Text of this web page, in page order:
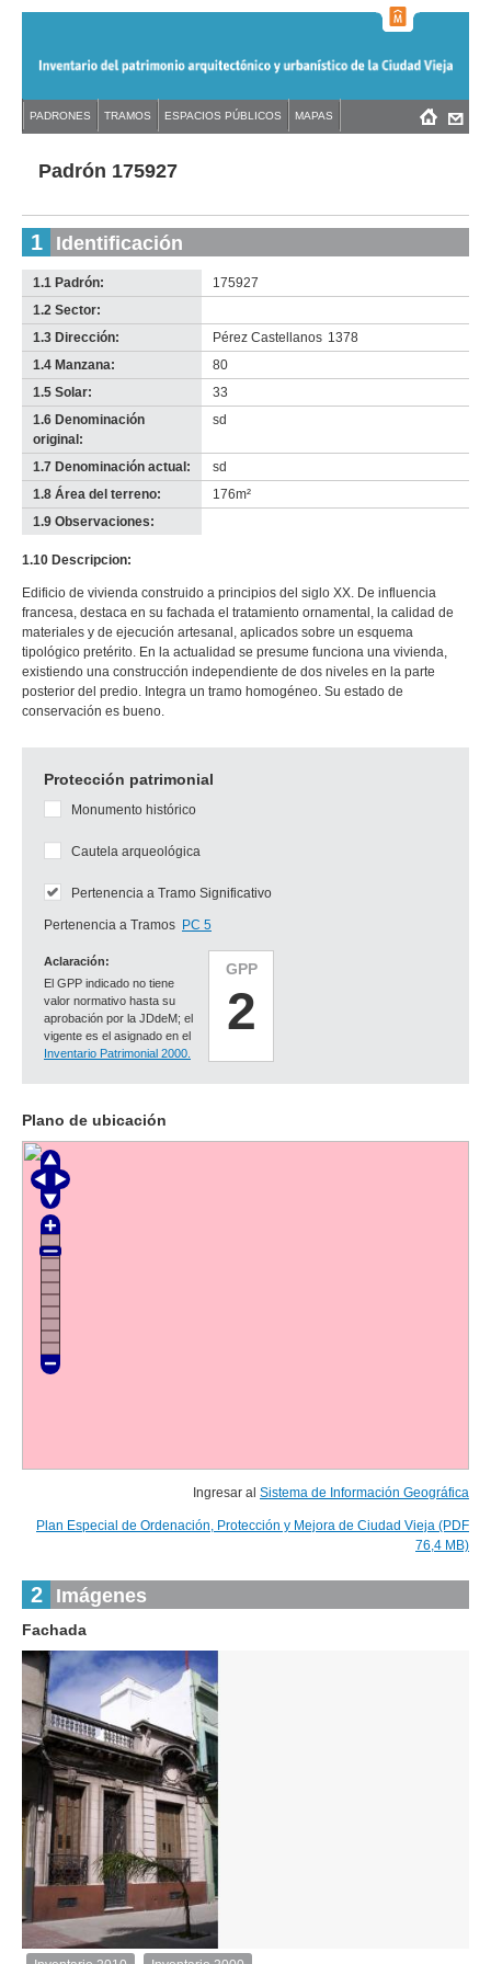
navigation
Back
topPadrón 175927
1 Identificación
1.1 Padrón:
175927
1.2 Sector:
no
info-
1.3 Dirección: Pérez Castellanos 1378
1.4 Manzana:
80
1.5 Solar:
33
1.6 Denominación
original:
sd
1.7 Denominación actual:
sd
1.8 Área del terreno:
176m²
1.9 Observaciones:
1.10 Descripcion:
Edificio de vivienda construido a principios del siglo XX. De influencia
francesa, destaca en su fachada el tratamiento ornamental, la calidad de
materiales y de ejecución artesanal, aplicados sobre un esquema
tipológico pretérito. En la actualidad se presume funciona una vivienda,
existiendo una construcción independiente de dos niveles en la parte
posterior del predio. Integra un tramo homogéneo. Su estado de
conservación es bueno.
Protección patrimonial
GPP
2
Aclaración:
El GPP indicado no tiene
valor normativo hasta su
aprobación por la JDdeM; el
vigente es el asignado en el
Inventario Patrimonial 2000.
Monumento histórico
Cautela arqueológica
Pertenencia a Tramo Significativo
Pertenencia a Tramos PC 5
Plano de ubicación
Ingresar al Sistema de Información Geográfica
Plan Especial de Ordenación, Protección y Mejora de Ciudad Vieja (PDF
76,4 MB)
2 Imágenes
Fachada
de1
Back
to Menú
PADRONES TRAMOS ESPACIOS PÚBLICOS MAPAS